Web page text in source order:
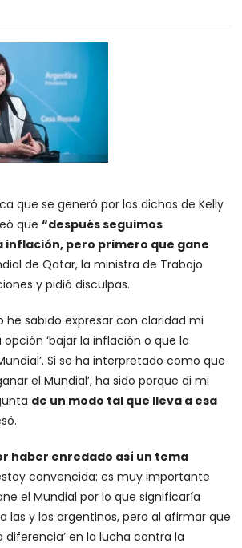
que se generó por los dichos de Kelly
que“después seguimos
inflación, pero primero que gane
de Qatar, la ministra de Trabajo
y pidió disculpas.
he sabido expresar con claridad mi
‘bajar la inflación o que la
Si se ha interpretado como que
el Mundial’, ha sido porque di mi
de un modo tal que lleva a esa
haber enredado así un tema
convencida: es muy importante
el Mundial por lo que significaría
las y los argentinos, pero al afirmar que
diferencia’ en la lucha contra la